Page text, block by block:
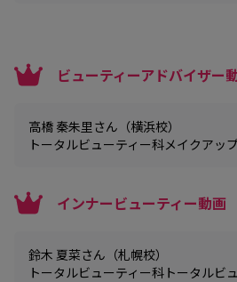
ビューティーアドバイザー
高橋 秦朱里さん（横浜校）
トータルビューティー科メイクアッ
インナービューティー動画
鈴木 夏菜さん（札幌校）
トータルビューティー科トータルビ